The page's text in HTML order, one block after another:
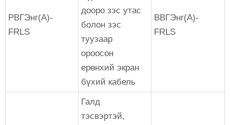
РВГЭнг(А)-
FRLS
дооро зэс утас
болон зэс
туузаар
ороосон
ерөнхий экран
бүхий кабель
ВВГЭнг(А)-
FRLS
Галд
тэсвэртэй,